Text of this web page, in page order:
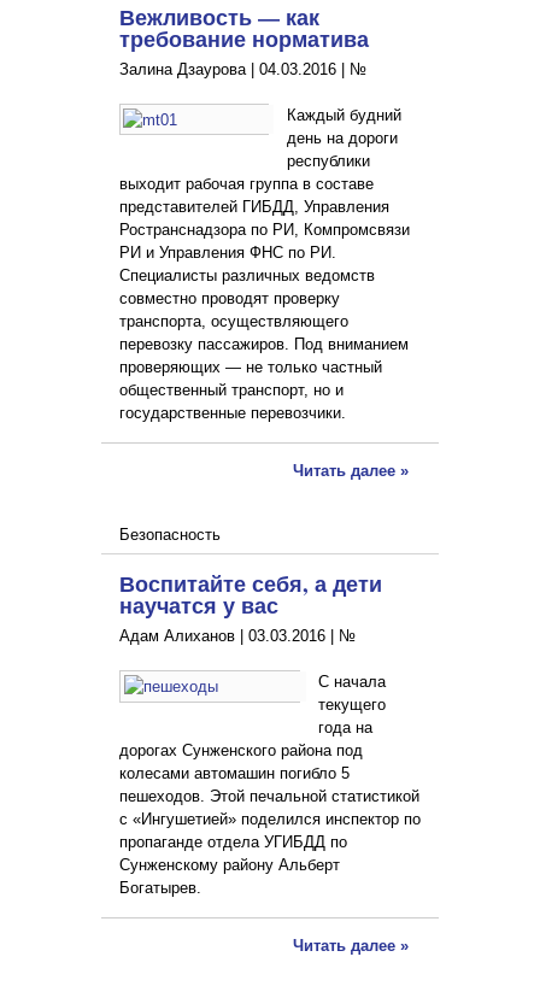
Вежливость — как
требование норматива
Залина Дзаурова | 04.03.2016 №
Каждый будний
день на дороги
республики
выходит рабочая группа в составе
представителей ГИБДД, Управления
Ространснадзора по РИ, Компромсвязи
РИ и Управления ФНС по РИ.
Специалисты различных ведомств
совместно проводят проверку
транспорта, осуществляющего
перевозку пассажиров. Под вниманием
проверяющих — не только частный
общественный транспорт, но и
государственные перевозчики.
Читать далее »
Безопасность
Воспитайте себя, а дети
научатся у вас
Адам Алиханов | 03.03.2016 №
С начала
текущего
года на
дорогах Сунженского района под
колесами автомашин погибло 5
пешеходов. Этой печальной статистикой
с «Ингушетией» поделился инспектор по
пропаганде отдела УГИБДД по
Сунженскому району Альберт
Богатырев.
Читать далее »